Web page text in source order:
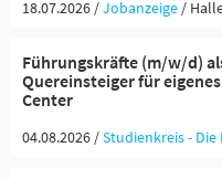
18.07.2026 /Jobanzeige /
Führungskräfte (m/w/d)
Quereinsteiger für
Center
04.08.2026 /Studienkreis - Die